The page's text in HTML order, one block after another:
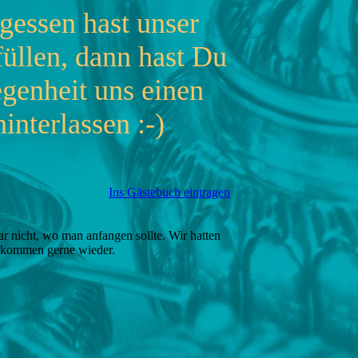
hast unser
dann hast Du
uns einen
:-)
Ins Gästebuch eintragen
nicht, wo man anfangen sollte. Wir hatten
gerne wieder.